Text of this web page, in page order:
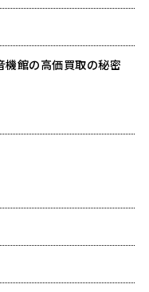
機館の高価買取の秘密